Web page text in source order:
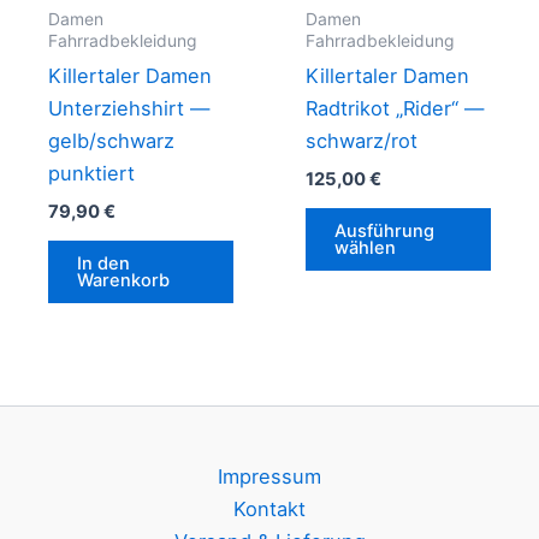
Damen
Fahrradbekleidung
Killertaler Damen
Unterziehshirt —
gelb/schwarz
punktiert
79,90€
In den
Warenkorb
Damen
Fahrradbekleidung
Killertaler Damen
Radtrikot „Rider“ —
schwarz/rot
125,00€
Ausführung
wählen
Die
Impressum
Kontakt